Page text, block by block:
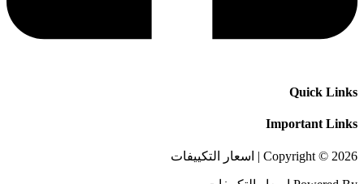
Quick Links
Important Links
Copyright © 2026 | اسعار التكييفات